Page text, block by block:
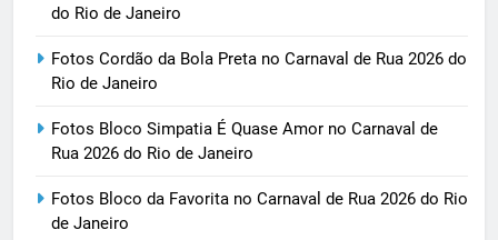
do Rio de Janeiro
Fotos Cordão da Bola Preta no Carnaval de Rua 2026 do
Rio de Janeiro
Fotos Bloco Simpatia É Quase Amor no Carnaval de
Rua 2026 do Rio de Janeiro
Fotos Bloco da Favorita no Carnaval de Rua 2026 do Rio
de Janeiro